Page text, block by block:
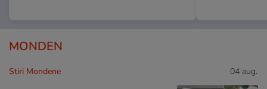
MONDEN
Stiri Mondene 04 aug.